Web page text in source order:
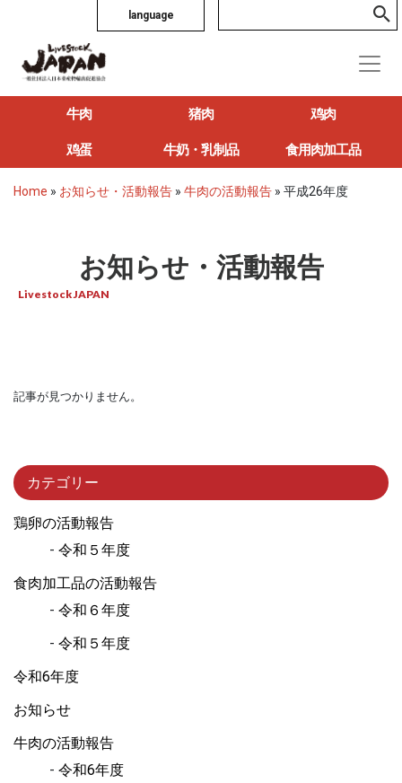
language
牛肉 猪肉 鸡肉
鸡蛋 牛奶・乳制品 食用肉加工品
Home » お知らせ・活動報告 » 牛肉の活動報告 » 平成26年度
お知らせ・活動報告
Livestock JAPAN
記事が見つかりません。
カテゴリー
鶏卵の活動報告
令和５年度
食肉加工品の活動報告
令和６年度
令和５年度
令和6年度
お知らせ
牛肉の活動報告
令和6年度